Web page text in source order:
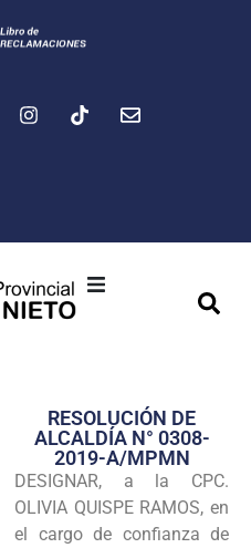
Transparencia
Seguridad
Programas
RESOLUCIÓN DE
ALCALDÍA N° 0308-
2019-A/MPMN
DESIGNAR, a la CPC.
OLIVIA QUISPE RAMOS, en
el cargo de confianza de